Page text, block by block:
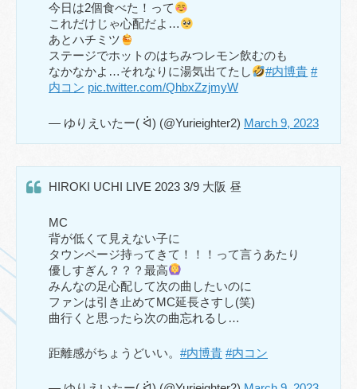
今日は2個食べた！って
これだけじゃ心配だよ…
あとハチミツ
ステージでホットのはちみつレモン飲むのも
なかなかよ…それなりに湯気出てたし
#内博貴 #
内コン pic.twitter.com/QhbxZzjmyW
— ゆりえいたー( ᐛ) (@Yurieighter2) March 9, 2023
HIROKI UCHI LIVE 2023 3/9 大阪 昼
MC
背が低くて見えない子に
タウンページ持ってきて！！！って言うあたり
優しすぎん？？？最高
みんなの足心配して次の曲したいのに
ファンは引き止めてMC延長さすし(笑)
曲行くと思ったら次の曲忘れるし…
距離感がちょうどいい。 #内博貴 #内コン